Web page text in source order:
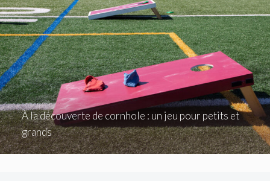
À la découverte de cornhole : un jeu pour petits et
grands